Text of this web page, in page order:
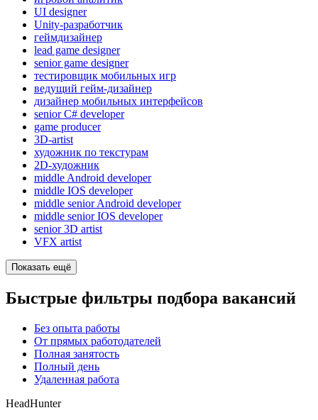
UI designer
Unity-разработчик
геймдизайнер
lead game designer
senior game designer
тестировщик мобильных игр
ведущий гейм-дизайнер
дизайнер мобильных интерфейсов
senior C# developer
game producer
3D-artist
художник по текстурам
2D-художник
middle Android developer
middle IOS developer
middle senior Android developer
middle senior IOS developer
senior 3D artist
VFX artist
Показать ещё
Быстрые фильтры подбора вакансий
Без опыта работы
От прямых работодателей
Полная занятость
Полный день
Удаленная работа
HeadHunter